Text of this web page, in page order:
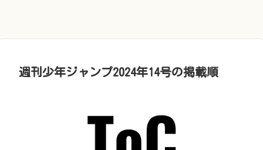
週刊少年ジャンプ2024年14号の掲載順